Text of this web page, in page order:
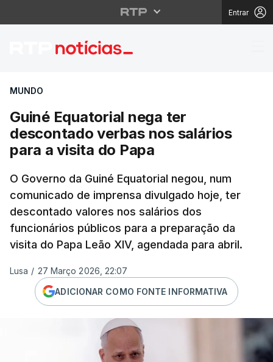
Entrar
Guiné Equatorial
MUNDO
Guiné Equatorial nega ter
descontado verbas nos salários
para a visita do Papa
O Governo da Guiné Equatorial negou, num
comunicado de imprensa divulgado hoje, ter
descontado valores nos salários dos
funcionários públicos para a preparação da
visita do Papa Leão XIV, agendada para abril.
Lusa / 27 Março 2026, 22:07
ADICIONAR COMO FONTE INFORMATIVA